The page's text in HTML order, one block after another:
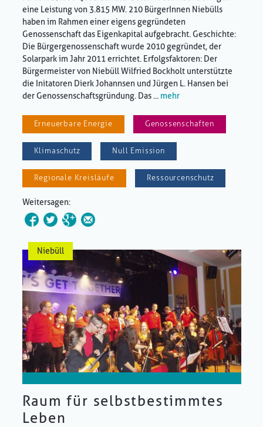
eine Leistung von 3.815 MW. 210 BürgerInnen Niebülls
haben im Rahmen einer eigens gegründeten
Genossenschaft das Eigenkapital aufgebracht. Geschichte:
Die Bürgergenossenschaft wurde 2010 gegründet, der
Solarpark im Jahr 2011 errichtet. Erfolgsfaktoren: Der
Bürgermeister von Niebüll Wilfried Bockholt unterstützte
die Initatoren Dierk Johannsen und Jürgen L. Hansen bei
der Genossenschaftsgründung. Das ... mehr
Erneuerbare Energie Genossenschaften
Klimaschutz Null Emission
Regionale Kreisläufe Ressourcenschutz
Weitersagen:
Niebüll
Raum für selbstbestimmtes
Leben